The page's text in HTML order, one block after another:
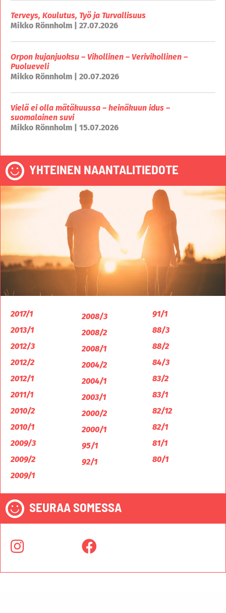
Terveys, Koulutus, Työ ja Turvallisuus
Mikko Rönnholm | 27.07.2026
Orpon kujanjuoksu – Vihollinen – Verivihollinen –
Puolueveli
Mikko Rönnholm | 20.07.2026
Vielä ei olla mätäkuussa – heinäkuun idus –
suomalainen suvi
Mikko Rönnholm | 15.07.2026
YHTEINEN NAANTALITIEDOTE
2017/1
2013/1
2012/3
2012/2
2012/1
2011/1
2010/2
2010/1
2009/3
2009/2
2009/1
2008/3
2008/2
2008/1
2004/2
2004/1
2003/1
2000/2
2000/1
95/1
92/1
91/1
88/3
88/2
84/3
83/2
83/1
82/12
82/1
81/1
80/1
SEURAA SOMESSA